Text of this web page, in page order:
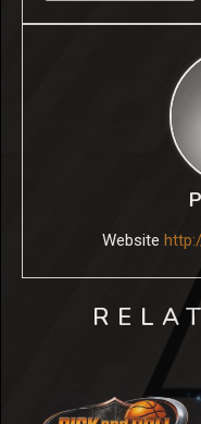
Website